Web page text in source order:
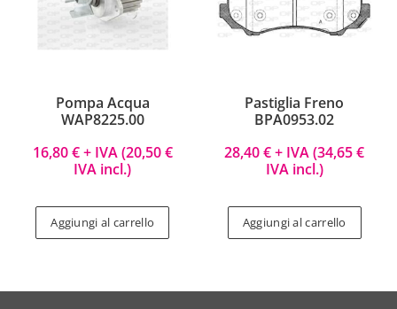
Pompa Acqua
WAP8225.00
16,80€+ IVA (20,50€
IVA incl.)
Aggiungi al carrello
Pastiglia Freno
BPA0953.02
28,40€+ IVA (34,65€
IVA incl.)
Aggiungi al carrello